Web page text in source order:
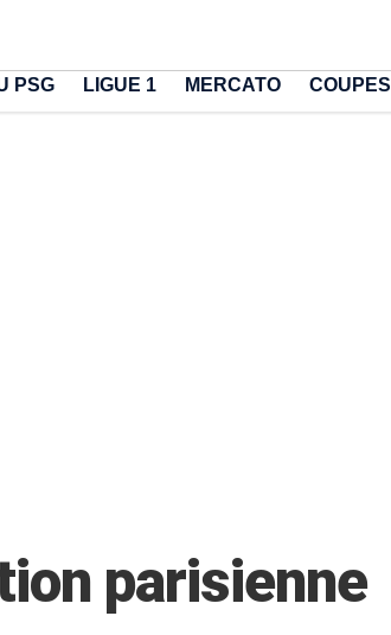
PSG LIGUE 1 MERCATO COUPES
parisienne